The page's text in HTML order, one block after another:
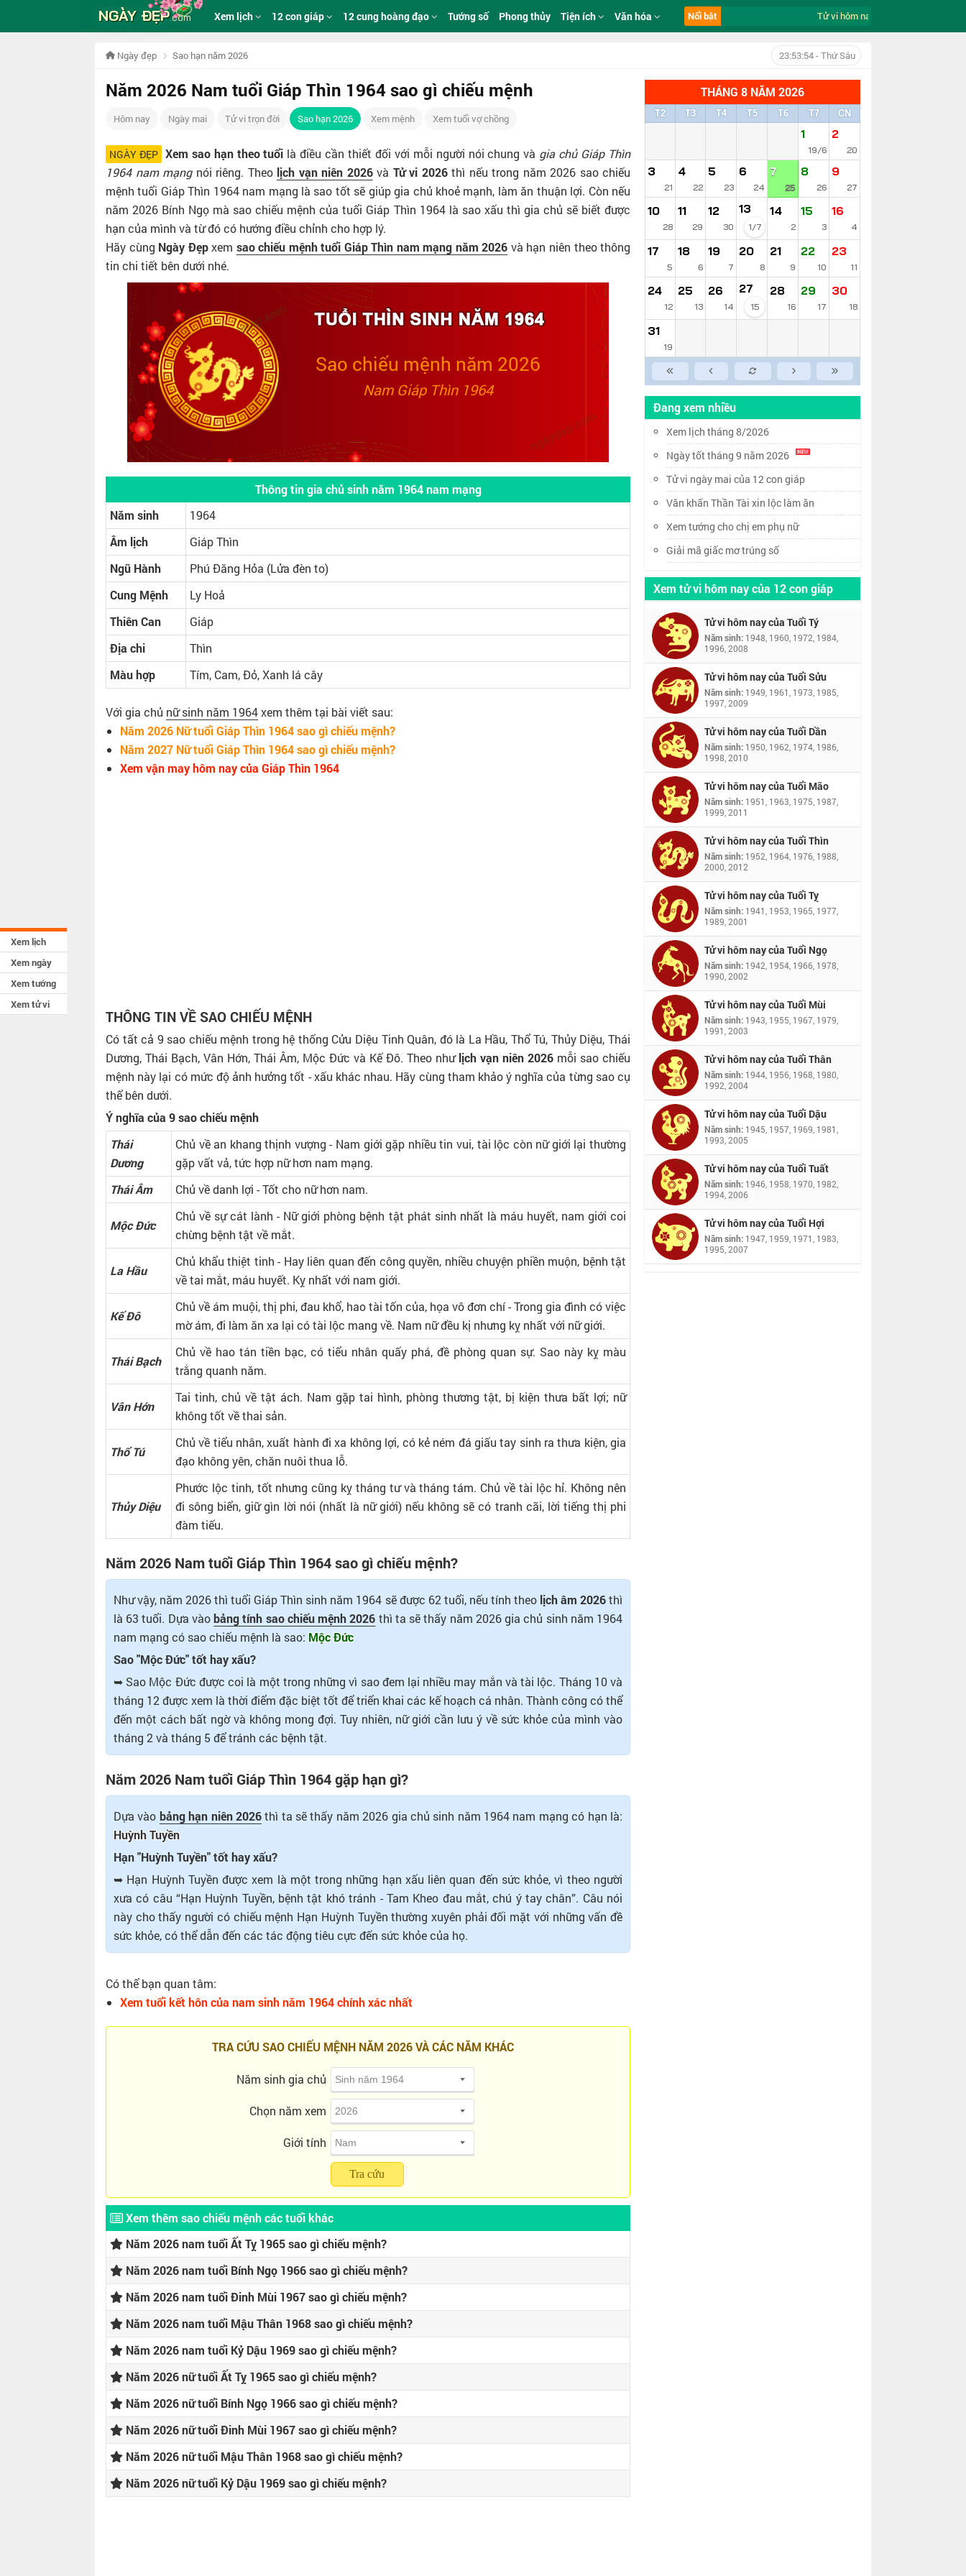
Xem lịch
Xem ngày
Xem tướng
Xem tử vi
NGÀY ĐẸP.com Xem lịch 12 con giáp 12 cung hoàng đạo Tướng số Phong thủy Tiện ích Văn hóa Nổi bật Tử vi hôm nay ngày 7/8/2026 của 12
Ngày đẹp Sao hạn năm 2026 23:53:54- Thứ Sáu
Năm 2026 Nam tuổi Giáp Thìn 1964 sao gì chiếu mệnh
Hôm nay Ngày mai Tử vi trọn đời Sao hạn 2026 Xem mệnh Xem tuổi vợ chồng
NGÀY ĐẸP Xem sao hạn theo tuổi là điều cần thiết đối với mỗi người nói chung và gia chủ Giáp Thìn
1964 nam mạngnói riêng. Theo lịch vạn niên 2026và Tử vi 2026thì nếu trong năm 2026 sao chiếu
mệnh tuổi Giáp Thìn 1964 nam mạng là sao tốt sẽ giúp gia chủ khoẻ mạnh, làm ăn thuận lợi. Còn nếu
năm 2026 Bính Ngọ mà sao chiếu mệnh của tuổi Giáp Thìn 1964 là sao xấu thì gia chủ sẽ biết được
hạn của mình và từ đó có hướng điều chỉnh cho hợp lý.
Hãy cùng Ngày Đẹpxem sao chiếu mệnh tuổi Giáp Thìn nam mạng năm 2026 và hạn niên theo thông
tin chi tiết bên dưới nhé.
Sao chiếu mệnh năm 2026
Nam Giáp Thìn 1964
Thông tin gia chủ sinh năm 1964 nam mạng
Năm sinh
1964
Âm lịch
Giáp Thìn
Ngũ Hành
Phú Đăng Hỏa (Lửa đèn to)
Cung Mệnh
Ly Hoả
Thiên Can
Giáp
Địa chi
Thìn
Màu hợp
Tím, Cam, Đỏ, Xanh lá cây
Với gia chủ nữ sinh năm 1964xem thêm tại bài viết sau:
Năm 2026 Nữ tuổi Giáp Thìn 1964 sao gì chiếu mệnh?
Năm 2027 Nữ tuổi Giáp Thìn 1964 sao gì chiếu mệnh?
Xem vận may hôm nay của Giáp Thìn 1964
THÔNG TIN VỀ SAO CHIẾU MỆNH
Có tất cả 9 sao chiếu mệnh trong hệ thống Cửu Diệu Tinh Quân, đó là La Hầu, Thổ Tú, Thủy Diệu, Thái
Dương, Thái Bạch, Vân Hớn, Thái Âm, Mộc Đức và Kế Đô. Theo nhưlịch vạn niên 2026 mỗi sao chiếu
mệnh này lại có mức độ ảnh hưởng tốt - xấu khác nhau. Hãy cùng tham khảo ý nghĩa của từng sao cụ
thể bên dưới.
Ý nghĩa của 9 sao chiếu mệnh
Thái
Dương
Chủ về an khang thịnh vượng - Nam giới gặp nhiều tin vui, tài lộc còn nữ giới lại thường
gặp vất vả, tức hợp nữ hơn nam mạng.
Thái Âm
Chủ về danh lợi - Tốt cho nữ hơn nam.
Mộc Đức
Chủ về sự cát lành - Nữ giới phòng bệnh tật phát sinh nhất là máu huyết, nam giới coi
chừng bệnh tật về mắt.
La Hầu
Chủ khẩu thiệt tinh - Hay liên quan đến công quyền, nhiều chuyện phiền muộn, bệnh tật
về tai mắt, máu huyết. Kỵ nhất với nam giới.
Kế Đô
Chủ về ám muội, thị phi, đau khổ, hao tài tốn của, họa vô đơn chí - Trong gia đình có việc
mờ ám, đi làm ăn xa lại có tài lộc mang về. Nam nữ đều kị nhưng kỵ nhất với nữ giới.
Thái Bạch
Chủ về hao tán tiền bạc, có tiểu nhân quấy phá, đề phòng quan sự. Sao này kỵ màu
trắng quanh năm.
Vân Hớn
Tai tinh, chủ về tật ách. Nam gặp tai hình, phòng thương tật, bị kiện thưa bất lợi; nữ
không tốt về thai sản.
Thổ Tú
Chủ về tiểu nhân, xuất hành đi xa không lợi, có kẻ ném đá giấu tay sinh ra thưa kiện, gia
đạo không yên, chăn nuôi thua lỗ.
Thủy Diệu
Phước lộc tinh, tốt nhưng cũng kỵ tháng tư và tháng tám. Chủ về tài lộc hỉ. Không nên
đi sông biển, giữ gìn lời nói (nhất là nữ giới) nếu không sẽ có tranh cãi, lời tiếng thị phi
đàm tiếu.
Năm 2026 Nam tuổi Giáp Thìn 1964 sao gì chiếu mệnh?
Như vậy, năm 2026 thì tuổi Giáp Thìn sinh năm 1964 sẽ được 62 tuổi, nếu tính theo lịch âm 2026thì
là 63 tuổi. Dựa vàobảng tính sao chiếu mệnh 2026 thì ta sẽ thấy năm 2026 gia chủ sinh năm 1964
nam mạng có sao chiếu mệnh là sao: Mộc Đức
Sao "Mộc Đức" tốt hay xấu?
➥ Sao Mộc Đức được coi là một trong những vì sao đem lại nhiều may mắn và tài lộc. Tháng 10 và
tháng 12 được xem là thời điểm đặc biệt tốt để triển khai các kế hoạch cá nhân. Thành công có thể
đến một cách bất ngờ và không mong đợi. Tuy nhiên, nữ giới cần lưu ý về sức khỏe của mình vào
tháng 2 và tháng 5 để tránh các bệnh tật.
Năm 2026 Nam tuổi Giáp Thìn 1964 gặp hạn gì?
Dựa vào bảng hạn niên 2026thì ta sẽ thấy năm 2026 gia chủ sinh năm 1964 nam mạng có hạn là:
Huỳnh Tuyền
Hạn "Huỳnh Tuyền" tốt hay xấu?
➥ Hạn Huỳnh Tuyền được xem là một trong những hạn xấu liên quan đến sức khỏe, vì theo người
xưa có câu “Hạn Huỳnh Tuyền, bệnh tật khó tránh - Tam Kheo đau mắt, chú ý tay chân”. Câu nói
này cho thấy người có chiếu mệnh Hạn Huỳnh Tuyền thường xuyên phải đối mặt với những vấn đề
sức khỏe, có thể dẫn đến các tác động tiêu cực đến sức khỏe của họ.
Có thể bạn quan tâm:
Xem tuổi kết hôn của nam sinh năm 1964 chính xác nhất
TRA CỨU SAO CHIẾU MỆNH NĂM 2026 VÀ CÁC NĂM KHÁC
Năm sinh gia chủ
Chọn năm xem
Giới tính
Tra cứu
Xem thêm sao chiếu mệnh các tuổi khác
Năm 2026 nam tuổi Ất Tỵ 1965 sao gì chiếu mệnh?
Năm 2026 nam tuổi Bính Ngọ 1966 sao gì chiếu mệnh?
Năm 2026 nam tuổi Đinh Mùi 1967 sao gì chiếu mệnh?
Năm 2026 nam tuổi Mậu Thân 1968 sao gì chiếu mệnh?
Năm 2026 nam tuổi Kỷ Dậu 1969 sao gì chiếu mệnh?
Năm 2026 nữ tuổi Ất Tỵ 1965 sao gì chiếu mệnh?
Năm 2026 nữ tuổi Bính Ngọ 1966 sao gì chiếu mệnh?
Năm 2026 nữ tuổi Đinh Mùi 1967 sao gì chiếu mệnh?
Năm 2026 nữ tuổi Mậu Thân 1968 sao gì chiếu mệnh?
Năm 2026 nữ tuổi Kỷ Dậu 1969 sao gì chiếu mệnh?
THÁNG 8 NĂM 2026
T2 T3 T4 T5 T6 T7 CN
1
19/6
2
20
3
21
4
22
5
23
6
24
7
25
8
26
9
27
10
28
11
29
12
30
13
1/7
14
2
15
3
16
4
17
5
18
6
19
7
20
8
21
9
22
10
23
11
24
12
25
13
26
14
27
15
28
16
29
17
30
18
31
19
Đang xem nhiều
Xem lịch tháng 8/2026
Ngày tốt tháng 9 năm 2026
Tử vi ngày mai của 12 con giáp
Văn khấn Thần Tài xin lộc làm ăn
Xem tướng cho chị em phụ nữ
Giải mã giấc mơ trúng số
Xem tử vi hôm nay của 12 con giáp
Tử vi hôm nay của Tuổi Tý
Năm sinh: 1948, 1960, 1972, 1984,
1996, 2008
Tử vi hôm nay của Tuổi Sửu
Năm sinh: 1949, 1961, 1973, 1985,
1997, 2009
Tử vi hôm nay của Tuổi Dần
Năm sinh: 1950, 1962, 1974, 1986,
1998, 2010
Tử vi hôm nay của Tuổi Mão
Năm sinh: 1951, 1963, 1975, 1987,
1999, 2011
Tử vi hôm nay của Tuổi Thìn
Năm sinh: 1952, 1964, 1976, 1988,
2000, 2012
Tử vi hôm nay của Tuổi Tỵ
Năm sinh: 1941, 1953, 1965, 1977,
1989, 2001
Tử vi hôm nay của Tuổi Ngọ
Năm sinh: 1942, 1954, 1966, 1978,
1990, 2002
Tử vi hôm nay của Tuổi Mùi
Năm sinh: 1943, 1955, 1967, 1979,
1991, 2003
Tử vi hôm nay của Tuổi Thân
Năm sinh: 1944, 1956, 1968, 1980,
1992, 2004
Tử vi hôm nay của Tuổi Dậu
Năm sinh: 1945, 1957, 1969, 1981,
1993, 2005
Tử vi hôm nay của Tuổi Tuất
Năm sinh: 1946, 1958, 1970, 1982,
1994, 2006
Tử vi hôm nay của Tuổi Hợi
Năm sinh: 1947, 1959, 1971, 1983,
1995, 2007